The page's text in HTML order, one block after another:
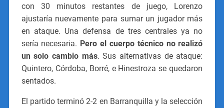
con 30 minutos restantes de juego, Lorenzo
ajustaría nuevamente para sumar un jugador más
en ataque. Una defensa de tres centrales ya no
sería necesaria. Pero el cuerpo técnico no realizó
un solo cambio más. Sus alternativas de ataque:
Quintero, Córdoba, Borré, e Hinestroza se quedaron
sentados.
El partido terminó 2-2 en Barranquilla y la selección